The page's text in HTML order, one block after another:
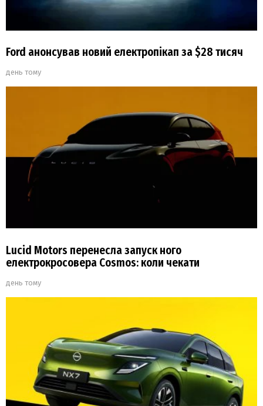
Ford анонсував новий електропікап за $28 тисяч
день тому
Lucid Motors перенесла запуск ного
електрокросовера Cosmos: коли чекати
день тому